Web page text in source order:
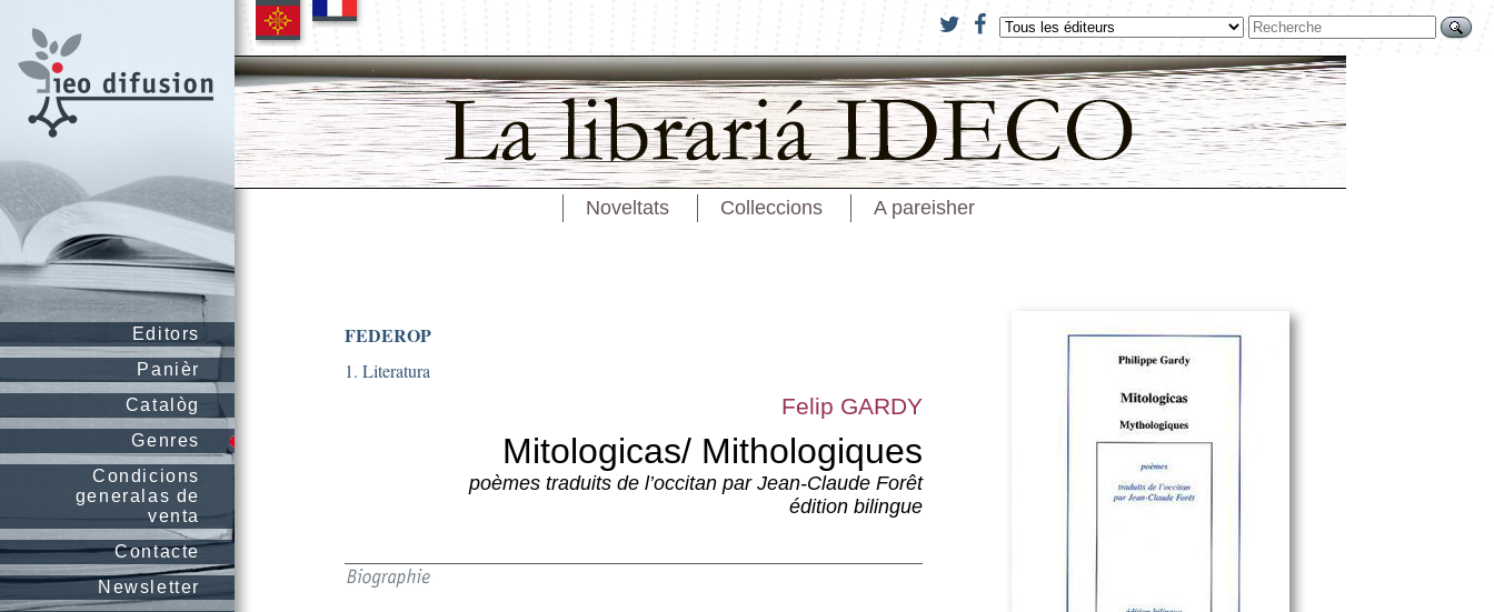
Editors
Panièr
Catalòg
Genres
Condicions
generalas de
venta
Contacte
Newsletter
Noveltats Colleccions A pareisher
FEDEROP
1. Literatura
Felip GARDY
Mitologicas/ Mithologiques
poèmes traduits de l’occitan par Jean-Claude Forêt
édition bilingue